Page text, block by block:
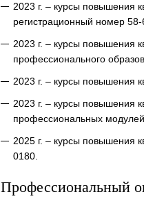
2023 г. – курсы повышения
регистрационный номер
2023 г. – курсы повышения
профессионального
2023 г. – курсы повышения
2023 г. – курсы повышения
профессиональных
2025 г. – курсы повышения
0180.
Профессиональный